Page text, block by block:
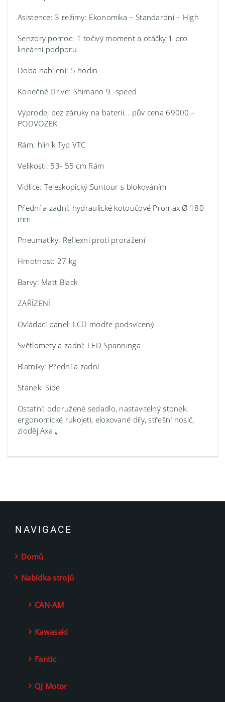
Asistence: 3 režimy: Ekonomika – Standardní – High
Senzory pomoc: 1 točivý moment a otáčky 1 pro
lineární podporu
Doba nabíjení: 5 hodin
Konečné Drive: Shimano 9 -speed
Výprodej bez záruky na baterii… pův cena 69000,–
PODVOZEK
Rám: hliník Typ VTC
Velikosti: 53- 55 cm Rám
Vidlice: Teleskopický Suntour s blokováním
Přední a zadní: hydraulické kotoučové Promax Ø 180
mm
Pneumatiky: Reflexní proti proražení
Hmotnost: 27 kg
Barvy: Matt Black
ZAŘÍZENÍ
Ovládací panel: LCD modře podsvícený
Světlomety a zadní: LED Spanninga
Blatníky: Přední a zadní
Stánek: Side
Ostatní: odpružené sedadlo, nastavitelný stonek,
ergonomické rukojeti, eloxované díly, střešní nosič,
zloděj Axa „
NAVIGACE
Domů
Nabídka strojů
CAN-AM
Kawasaki
Fantic
QJ Motor